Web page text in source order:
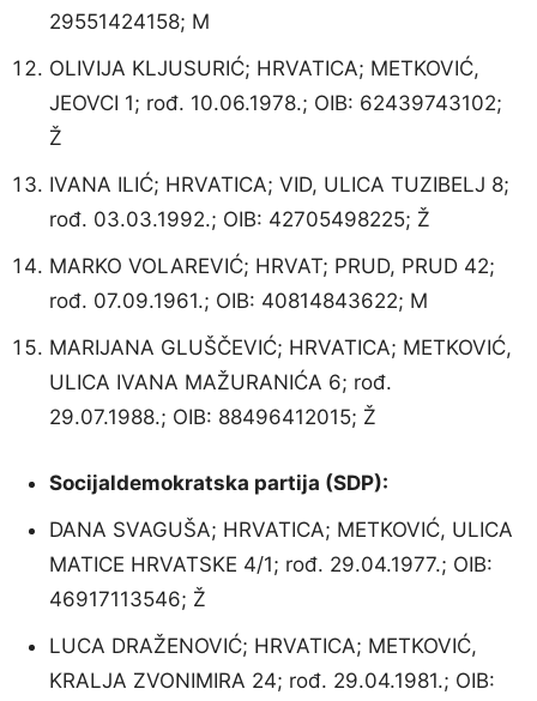
29551424158; M
OLIVIJA KLJUSURIĆ; HRVATICA; METKOVIĆ,
JEOVCI 1; rođ. 10.06.1978.; OIB: 62439743102;
Ž
IVANA ILIĆ; HRVATICA; VID, ULICA TUZIBELJ 8;
rođ. 03.03.1992.; OIB: 42705498225; Ž
MARKO VOLAREVIĆ; HRVAT; PRUD, PRUD 42;
rođ. 07.09.1961.; OIB: 40814843622; M
MARIJANA GLUŠČEVIĆ; HRVATICA; METKOVIĆ,
ULICA IVANA MAŽURANIĆA 6; rođ.
29.07.1988.; OIB: 88496412015; Ž
Socijaldemokratska partija (SDP):
DANA SVAGUŠA; HRVATICA; METKOVIĆ, ULICA
MATICE HRVATSKE 4/1; rođ. 29.04.1977.; OIB:
46917113546; Ž
LUCA DRAŽENOVIĆ; HRVATICA; METKOVIĆ,
KRALJA ZVONIMIRA 24; rođ. 29.04.1981.; OIB: